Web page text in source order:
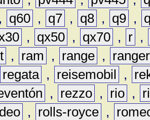
, q60 , q7 , q8 , q9 ,
, qx50 , qx70 , r ,
, ram , range ,
ranger
regata , reisemobil ,
, rezzo , rio ,
, rolls-royce ,